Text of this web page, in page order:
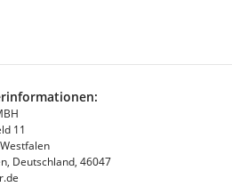
11
Deutschland, 46047